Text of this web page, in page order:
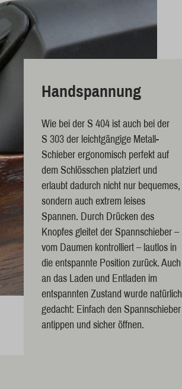
Handspannung
Wie bei der S 404 ist auch bei der
S 303 der leichtgängige Metall-
Schieber ergonomisch perfekt auf
dem Schlösschen platziert und
erlaubt dadurch nicht nur bequemes,
sondern auch extrem leises
Spannen. Durch Drücken des
Knopfes gleitet der Spannschieber –
vom Daumen kontrolliert – lautlos in
die entspannte Position zurück. Auch
an das Laden und Entladen im
entspannten Zustand wurde natürlich
gedacht: Einfach den Spannschieber
antippen und sicher öffnen.